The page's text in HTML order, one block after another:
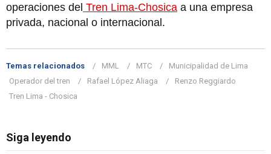
operaciones del Tren Lima-Chosica a una empresa
privada, nacional o internacional.
Temas relacionados MML MTC
Municipalidad de Lima
Operador del tren
Rafael López Aliaga
Renzo Reggiardo
Tren Lima - Chosica
Siga leyendo